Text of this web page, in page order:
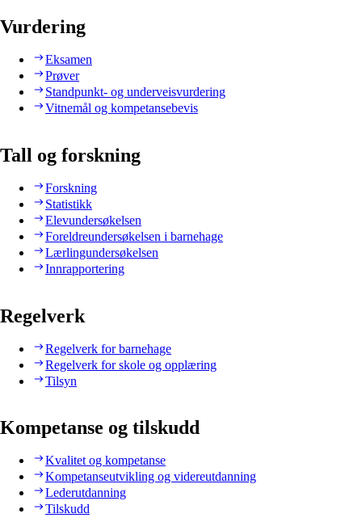
Vurdering
Eksamen
Prøver
Standpunkt- og underveisvurdering
Vitnemål og kompetansebevis
Tall og forskning
Forskning
Statistikk
Elevundersøkelsen
Foreldreundersøkelsen i barnehage
Lærlingundersøkelsen
Innrapportering
Regelverk
Regelverk for barnehage
Regelverk for skole og opplæring
Tilsyn
Kompetanse og tilskudd
Kvalitet og kompetanse
Kompetanseutvikling og videreutdanning
Lederutdanning
Tilskudd